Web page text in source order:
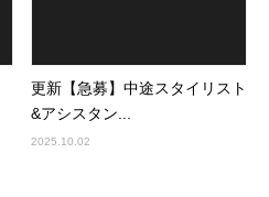
更新【急募】中途スタイリスト
&アシスタン...
2025.10.02